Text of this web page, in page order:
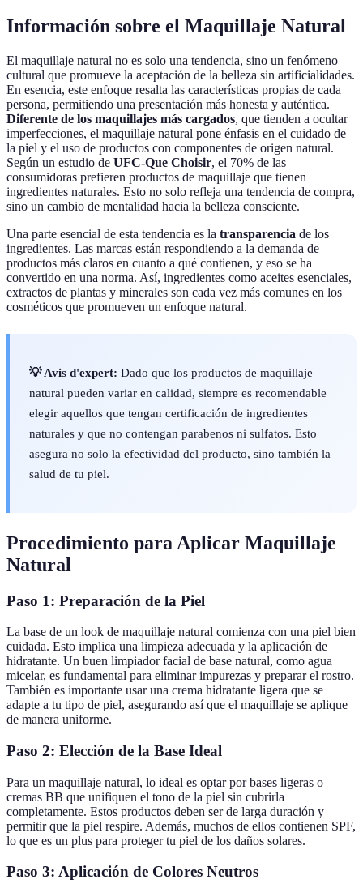
Información sobre el Maquillaje Natural
El maquillaje natural no es solo una tendencia, sino un fenómeno
cultural que promueve la aceptación de la belleza sin artificialidades.
En esencia, este enfoque resalta las características propias de cada
persona, permitiendo una presentación más honesta y auténtica.
Diferente de los maquillajes más cargados, que tienden a ocultar
imperfecciones, el maquillaje natural pone énfasis en el cuidado de
la piel y el uso de productos con componentes de origen natural.
Según un estudio de UFC-Que Choisir, el 70% de las
consumidoras prefieren productos de maquillaje que tienen
ingredientes naturales. Esto no solo refleja una tendencia de compra,
sino un cambio de mentalidad hacia la belleza consciente.
Una parte esencial de esta tendencia es la transparencia de los
ingredientes. Las marcas están respondiendo a la demanda de
productos más claros en cuanto a qué contienen, y eso se ha
convertido en una norma. Así, ingredientes como aceites esenciales,
extractos de plantas y minerales son cada vez más comunes en los
cosméticos que promueven un enfoque natural.
💡 Avis d'expert: Dado que los productos de maquillaje
natural pueden variar en calidad, siempre es recomendable
elegir aquellos que tengan certificación de ingredientes
naturales y que no contengan parabenos ni sulfatos. Esto
asegura no solo la efectividad del producto, sino también la
salud de tu piel.
Procedimiento para Aplicar Maquillaje
Natural
Paso 1: Preparación de la Piel
La base de un look de maquillaje natural comienza con una piel bien
cuidada. Esto implica una limpieza adecuada y la aplicación de
hidratante. Un buen limpiador facial de base natural, como agua
micelar, es fundamental para eliminar impurezas y preparar el rostro.
También es importante usar una crema hidratante ligera que se
adapte a tu tipo de piel, asegurando así que el maquillaje se aplique
de manera uniforme.
Paso 2: Elección de la Base Ideal
Para un maquillaje natural, lo ideal es optar por bases ligeras o
cremas BB que unifiquen el tono de la piel sin cubrirla
completamente. Estos productos deben ser de larga duración y
permitir que la piel respire. Además, muchos de ellos contienen SPF,
lo que es un plus para proteger tu piel de los daños solares.
Paso 3: Aplicación de Colores Neutros